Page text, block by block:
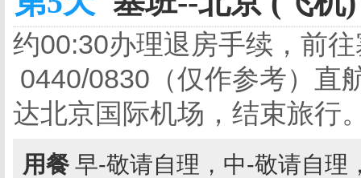
约00:30办理退房手续，前
0440/0830（仅作参考）直
达北京国际机场，结束旅行
用餐 早-敬请自理，中-敬请自理